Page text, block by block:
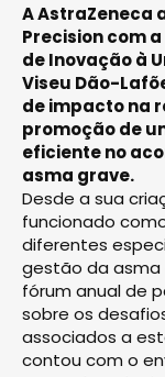
A AstraZeneca
Precision com
de Inovação à
Viseu Dão-
de impacto na
promoção de
eficiente no
asma grave.
Desde a sua
funcionado
diferentes
gestão da asma
fórum anual de
sobre os
associados a
contou com o